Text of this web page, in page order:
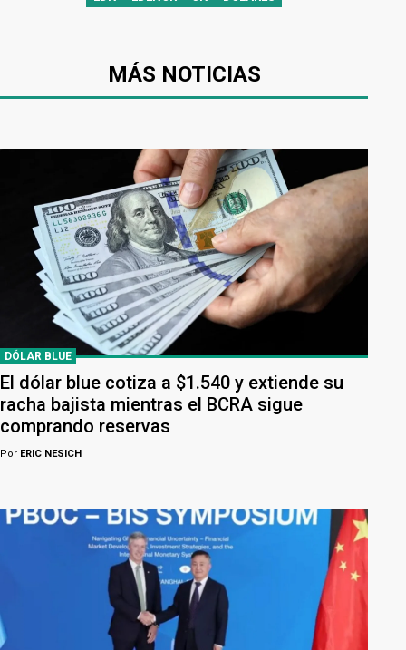
MÁS NOTICIAS
DÓLAR BLUE
El dólar blue cotiza a $1.540 y extiende su
racha bajista mientras el BCRA sigue
comprando reservas
Por ERIC NESICH